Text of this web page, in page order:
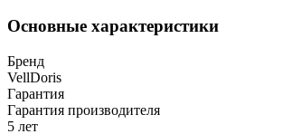
Основные характеристики
Бренд
VellDoris
Гарантия
Гарантия производителя
5 лет